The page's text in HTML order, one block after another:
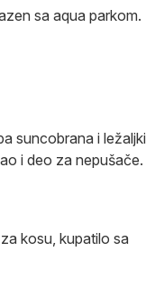
sa aqua parkom.
suncobrana i ležaljki
i deo za nepušače.
kosu, kupatilo sa